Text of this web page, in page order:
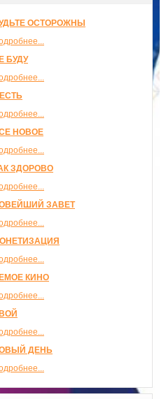
ОСТОРОЖНЫ
БУДУ
НОВОЕ
ЗДОРОВО
ЗАВЕТ
КИНО
ДЕНЬ